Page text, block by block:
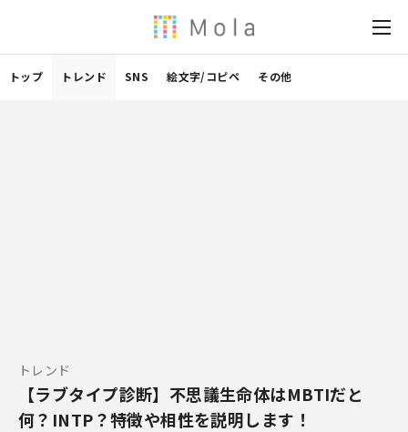
トップ トレンド SNS 絵文字/コピペ その他
トレンド
【ラブタイプ診断】不思議生命体はMBTIだと
何？INTP？特徴や相性を説明します！